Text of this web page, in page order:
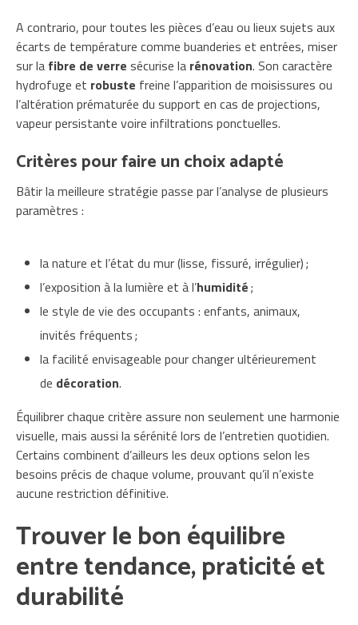
A contrario, pour toutes les pièces d’eau ou lieux sujets aux
écarts de température comme buanderies et entrées, miser
sur la fibre de verre sécurise la rénovation. Son caractère
hydrofuge et robuste freine l’apparition de moisissures ou
l’altération prématurée du support en cas de projections,
vapeur persistante voire infiltrations ponctuelles.
Critères pour faire un choix adapté
Bâtir la meilleure stratégie passe par l’analyse de plusieurs
paramètres :
la nature et l’état du mur (lisse, fissuré, irrégulier) ;
l’exposition à la lumière et à l’humidité;
le style de vie des occupants : enfants, animaux,
invités fréquents ;
la facilité envisageable pour changer ultérieurement
de décoration.
Équilibrer chaque critère assure non seulement une harmonie
visuelle, mais aussi la sérénité lors de l’entretien quotidien.
Certains combinent d’ailleurs les deux options selon les
besoins précis de chaque volume, prouvant qu’il n’existe
aucune restriction définitive.
Trouver le bon équilibre
entre tendance, praticité et
durabilité